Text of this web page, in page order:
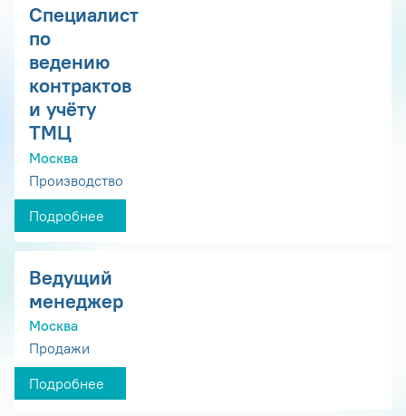
Специалист
по
ведению
контрактов
и учёту
ТМЦ
Москва
Производство
Подробнее
Ведущий
менеджер
Москва
Продажи
Подробнее